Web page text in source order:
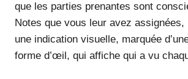
que les parties prenantes sont
Notes que vous leur avez assignées,
une indication visuelle, marquée
forme d’œil, qui affiche qui a vu